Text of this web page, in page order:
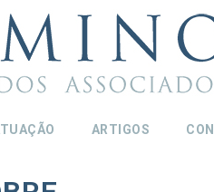
ARTIGOS